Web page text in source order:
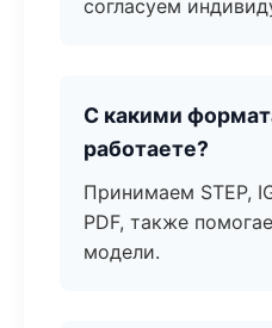
согласуем
С какими
работаете?
Принимаем STEP,
PDF, также
модели.